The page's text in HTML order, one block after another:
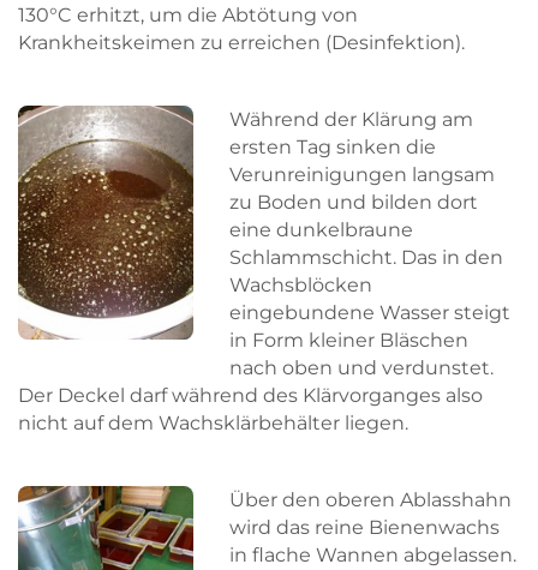
130°C erhitzt, um die Abtötung von
Krankheitskeimen zu erreichen (Desinfektion).
Während der Klärung am
ersten Tag sinken die
Verunreinigungen langsam
zu Boden und bilden dort
eine dunkelbraune
Schlammschicht. Das in den
Wachsblöcken
eingebundene Wasser steigt
in Form kleiner Bläschen
nach oben und verdunstet.
Der Deckel darf während des Klärvorganges also
nicht auf dem Wachsklärbehälter liegen.
Über den oberen Ablasshahn
wird das reine Bienenwachs
in flache Wannen abgelassen.